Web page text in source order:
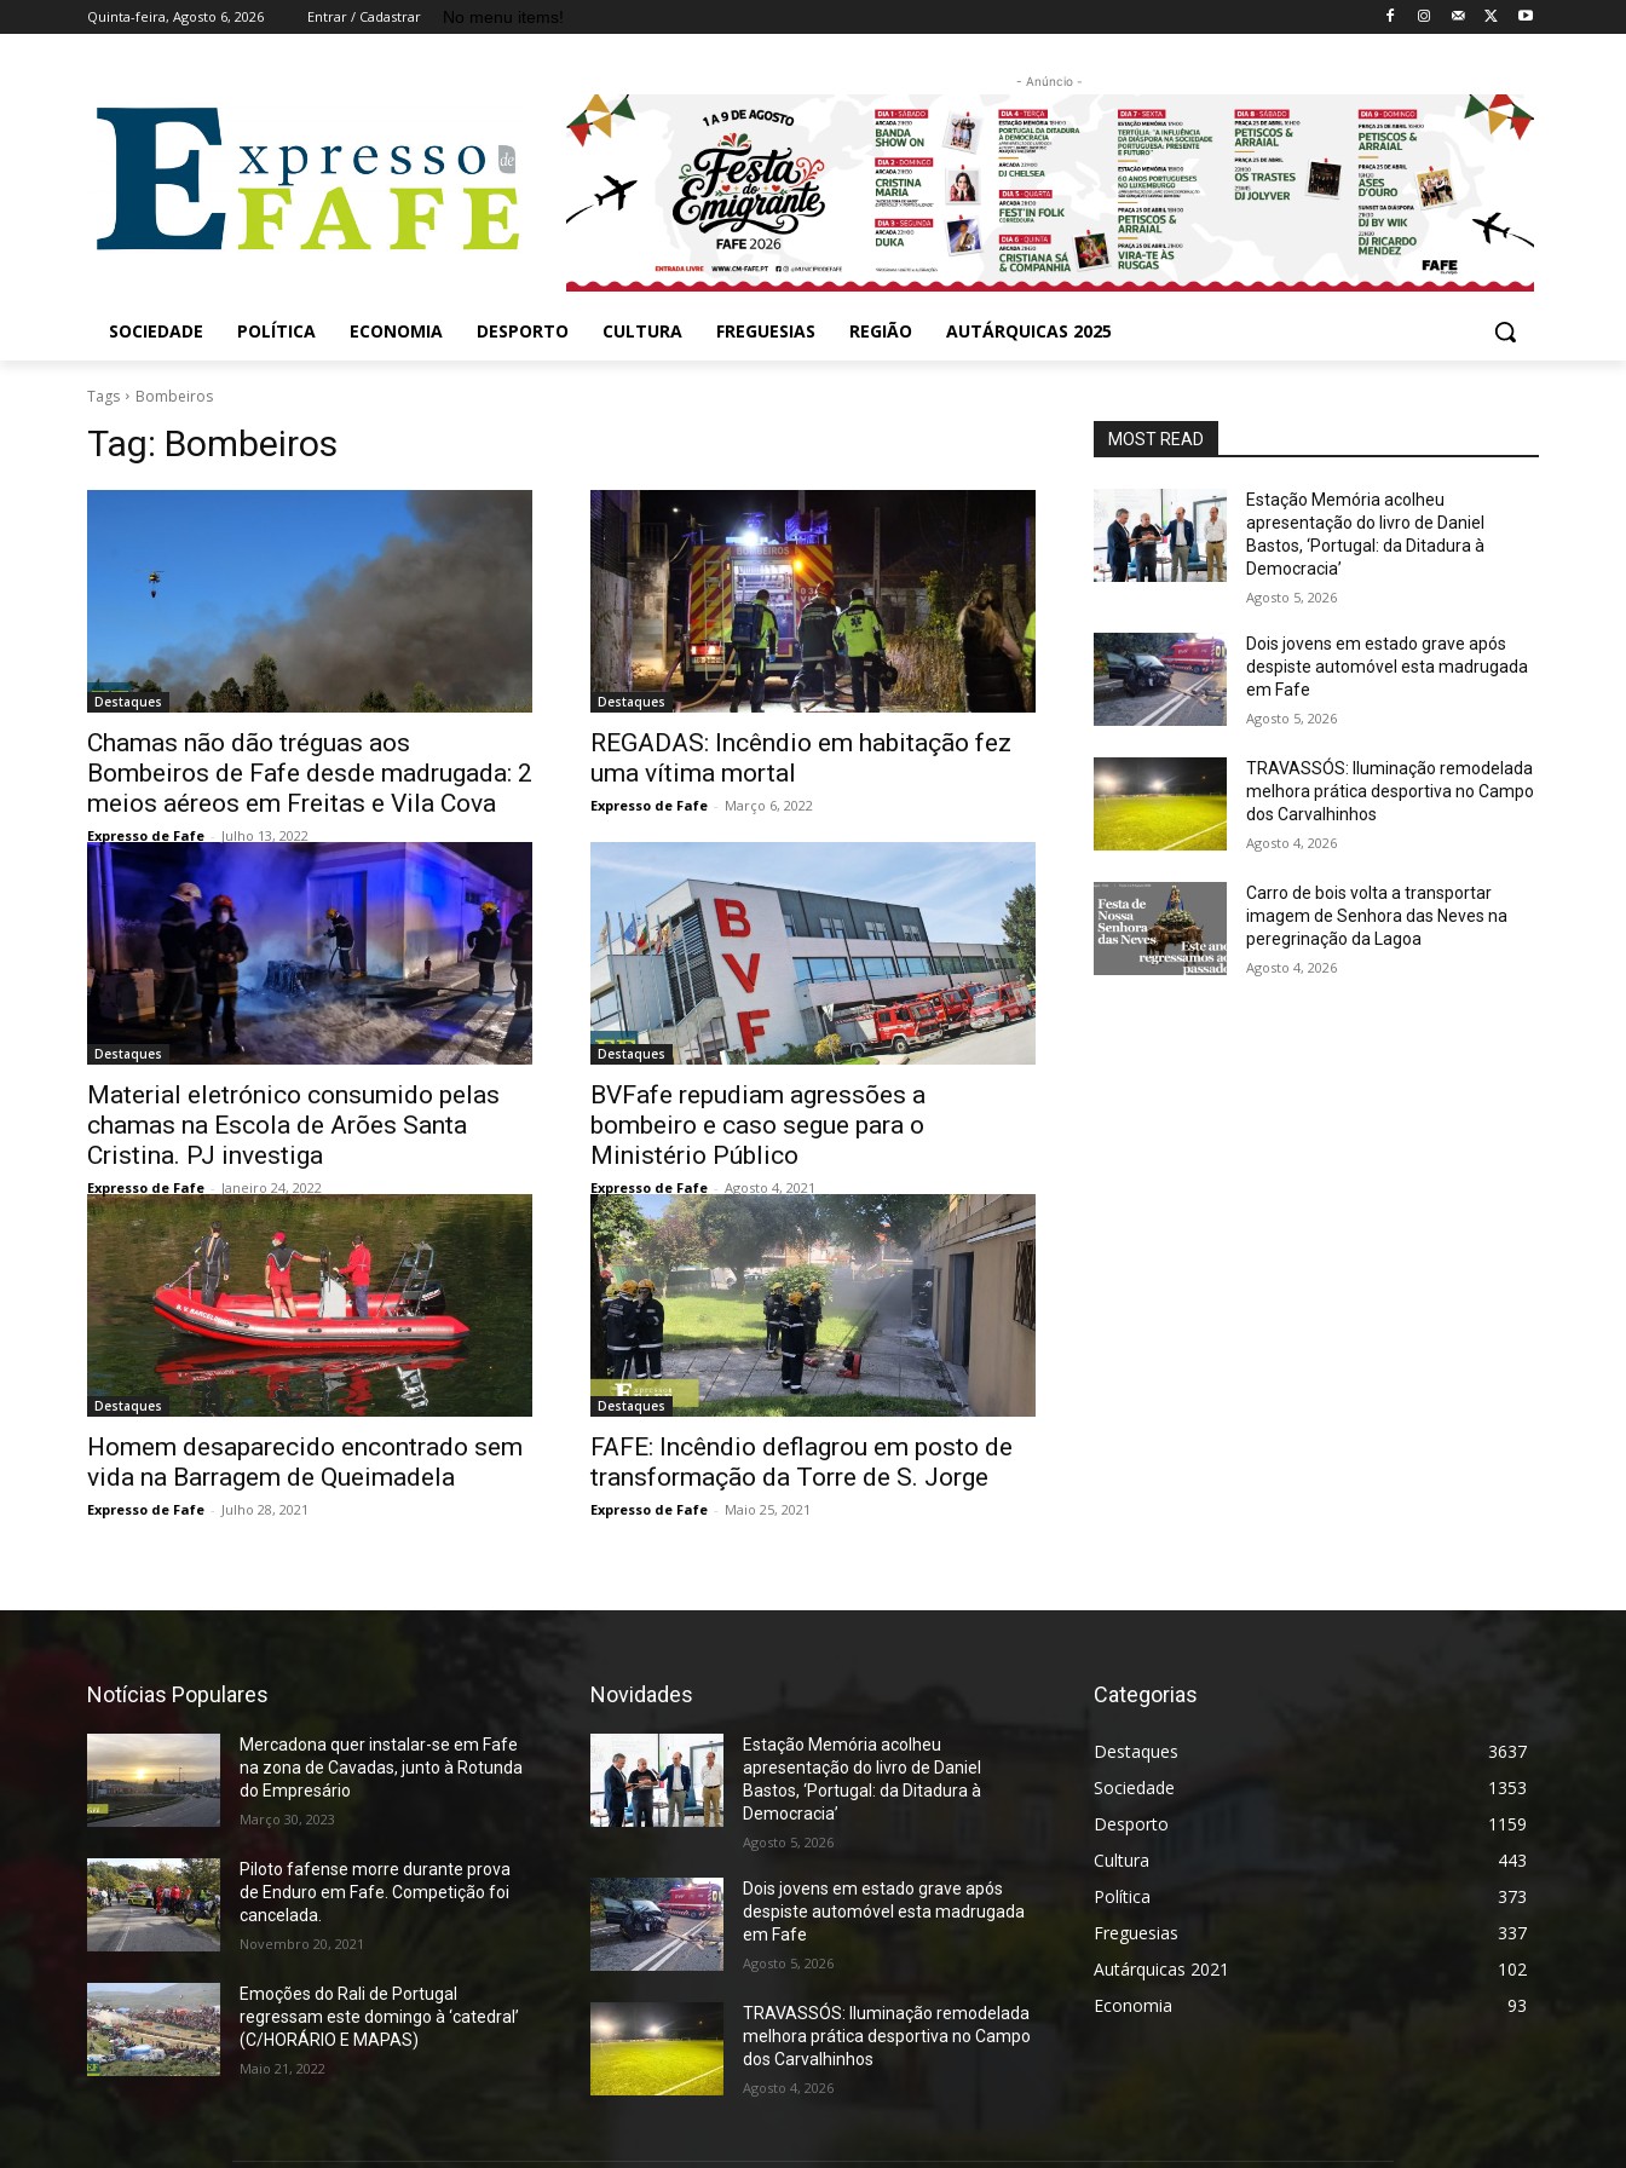
Quinta-feira, Agosto 6, 2026 Entrar / Cadastrar No menu items!
- Anúncio -
SOCIEDADE POLÍTICA ECONOMIA DESPORTO CULTURA FREGUESIAS REGIÃO AUTÁRQUICAS 2025
Tags Bombeiros
Tag: Bombeiros
Destaques
Chamas não dão tréguas aos
Bombeiros de Fafe desde madrugada: 2
meios aéreos em Freitas e Vila Cova
Expresso de Fafe - Julho 13, 2022
Destaques
REGADAS: Incêndio em habitação fez
uma vítima mortal
Expresso de Fafe - Março 6, 2022
Destaques
Material eletrónico consumido pelas
chamas na Escola de Arões Santa
Cristina. PJ investiga
Expresso de Fafe - Janeiro 24, 2022
Destaques
BVFafe repudiam agressões a
bombeiro e caso segue para o
Ministério Público
Expresso de Fafe - Agosto 4, 2021
Destaques
Homem desaparecido encontrado sem
vida na Barragem de Queimadela
Expresso de Fafe - Julho 28, 2021
Destaques
FAFE: Incêndio deflagrou em posto de
transformação da Torre de S. Jorge
Expresso de Fafe - Maio 25, 2021
MOST READ
Estação Memória acolheu
apresentação do livro de Daniel
Bastos, ‘Portugal: da Ditadura à
Democracia’
Agosto 5, 2026
Dois jovens em estado grave após
despiste automóvel esta madrugada
em Fafe
Agosto 5, 2026
TRAVASSÓS: Iluminação remodelada
melhora prática desportiva no Campo
dos Carvalhinhos
Agosto 4, 2026
Carro de bois volta a transportar
imagem de Senhora das Neves na
peregrinação da Lagoa
Agosto 4, 2026
Notícias Populares
Mercadona quer instalar-se em Fafe
na zona de Cavadas, junto à Rotunda
do Empresário
Março 30, 2023
Piloto fafense morre durante prova
de Enduro em Fafe. Competição foi
cancelada.
Novembro 20, 2021
Emoções do Rali de Portugal
regressam este domingo à ‘catedral’
(C/HORÁRIO E MAPAS)
Maio 21, 2022
Novidades
Estação Memória acolheu
apresentação do livro de Daniel
Bastos, ‘Portugal: da Ditadura à
Democracia’
Agosto 5, 2026
Dois jovens em estado grave após
despiste automóvel esta madrugada
em Fafe
Agosto 5, 2026
TRAVASSÓS: Iluminação remodelada
melhora prática desportiva no Campo
dos Carvalhinhos
Agosto 4, 2026
Categorias
Destaques
3637
Sociedade
1353
Desporto
1159
Cultura
443
Política
373
Freguesias
337
Autárquicas 2021
102
Economia
93